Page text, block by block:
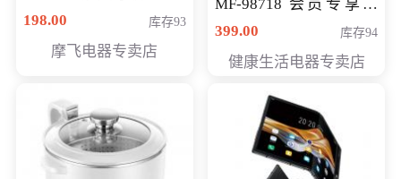
198.00
库存93
摩飞电器专卖店
MF-98718 会员专享价
299元
399.00 库存94
健康生活电器专卖店